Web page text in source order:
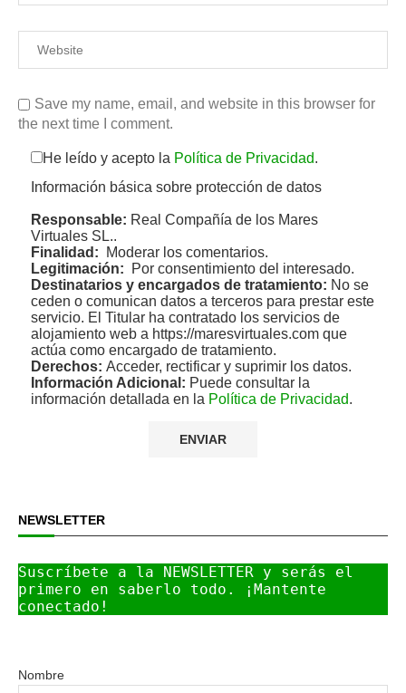
Save my name, email, and website in this browser for
the next time I comment.
He leído y acepto la Política de Privacidad.
Información básica sobre protección de datos
Responsable: Real Compañía de los Mares
Virtuales SL..
Finalidad: Moderar los comentarios.
Legitimación: Por consentimiento del interesado.
Destinatarios y encargados de tratamiento: No se
ceden o comunican datos a terceros para prestar este
servicio. El Titular ha contratado los servicios de
alojamiento web a https://maresvirtuales.com que
actúa como encargado de tratamiento.
Derechos: Acceder, rectificar y suprimir los datos.
Información Adicional: Puede consultar la
información detallada en la Política de Privacidad.
NEWSLETTER
Suscríbete a la NEWSLETTER y serás el
primero en saberlo todo. ¡Mantente
conectado!
Nombre